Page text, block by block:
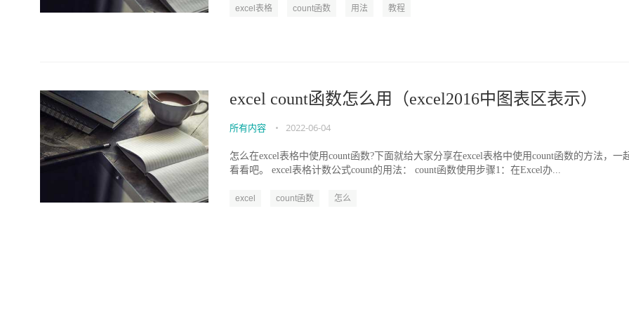
excel表格 count函数 用法 教程
excel count函数怎么用（excel2016中图表区表示）
所有内容 • 2022-06-04
怎么在excel表格中使用count函数?下面就给大家分享在excel表格中使用count函数的方法，一
看看吧。 excel表格计数公式count的用法： count函数使用步骤1：在Excel办...
excel count函数 怎么